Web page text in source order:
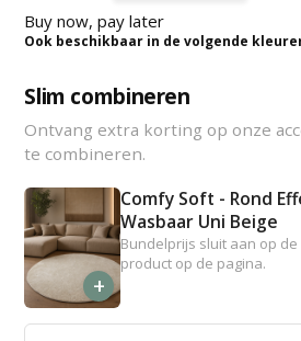
Buy now, pay later
Ook beschikbaar in de volgende
Slim combineren
Ontvang extra korting op onze
te combineren.
+
Comfy Soft - Rond
Wasbaar Uni Beige
Bundelprijs sluit aan op
product op de pagina.